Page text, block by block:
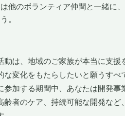
他のボランティア仲間と一緒に
。
動は、地域のご家族が本当に支
な変化をもたらしたいと願うす
参加する期間中、あなたは開発
齢者のケア、持続可能な開発な